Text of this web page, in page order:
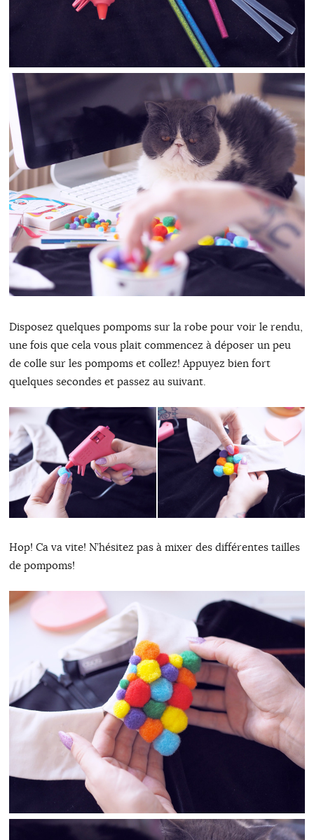
Disposez quelques pompoms sur la robe pour voir le rendu,
une fois que cela vous plait commencez à déposer un peu
de colle sur les pompoms et collez! Appuyez bien fort
quelques secondes et passez au suivant.
Hop! Ca va vite! N’hésitez pas à mixer des différentes tailles
de pompoms!